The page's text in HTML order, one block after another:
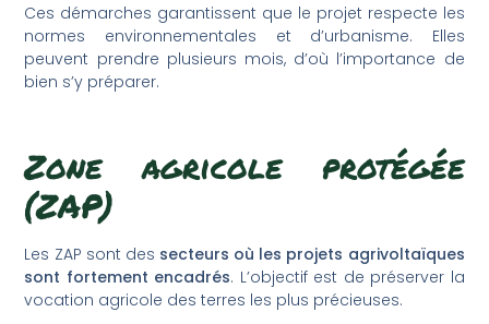
Ces démarches garantissent que le projet respecte les
normes environnementales et d’urbanisme. Elles
peuvent prendre plusieurs mois, d’où l’importance de
bien s’y préparer.
Zone agricole protégée
(ZAP)
Les ZAP sont des secteurs où les projets agrivoltaïques
sont fortement encadrés. L’objectif est de préserver la
vocation agricole des terres les plus précieuses.